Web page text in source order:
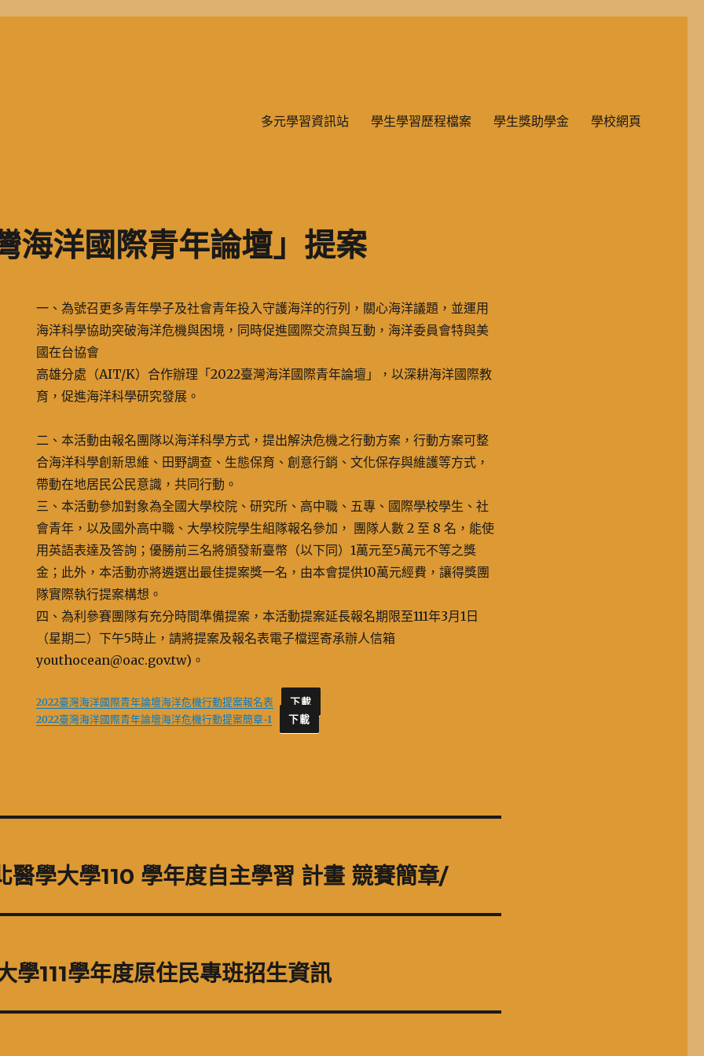
多元學習資訊站 學生學習歷程檔案 學生獎助學金 學校網頁
海洋國際青年論壇」提案
一、為號召更多青年學子及社會青年投入守護海洋的行列，關心海洋議題，並運用
海洋科學協助突破海洋危機與困境，同時促進國際交流與互動，海洋委員會特與美
國在台協會
高雄分處（AIT/K）合作辦理「2022臺灣海洋國際青年論壇」，以深耕海洋國際教
育，促進海洋科學研究發展。
二、本活動由報名團隊以海洋科學方式，提出解決危機之行動方案，行動方案可整
合海洋科學創新思維、田野調查、生態保育、創意行銷、文化保存與維護等方式，
帶動在地居民公民意識，共同行動。
三、本活動參加對象為全國大學校院、研究所、高中職、五專、國際學校學生、社
會青年，以及國外高中職、大學校院學生組隊報名參加， 團隊人數 2 至 8 名，能使
用英語表達及答詢；優勝前三名將頒發新臺幣（以下同）1萬元至5萬元不等之獎
金；此外，本活動亦將遴選出最佳提案獎一名，由本會提供10萬元經費，讓得獎團
隊實際執行提案構想。
四、為利參賽團隊有充分時間準備提案，本活動提案延長報名期限至111年3月1日
（星期二）下午5時止，請將提案及報名表電子檔逕寄承辦人信箱
youthocean@oac.gov.tw)。
2022臺灣海洋國際青年論壇海洋危機行動提案報名表 下載
2022臺灣海洋國際青年論壇海洋危機行動提案簡章-1 下載
醫學大學110 學年度自主學習 計畫 競賽簡章/
學111學年度原住民專班招生資訊